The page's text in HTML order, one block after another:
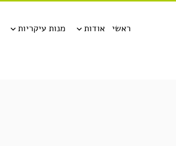
מנות עיקריות אודות ראשי